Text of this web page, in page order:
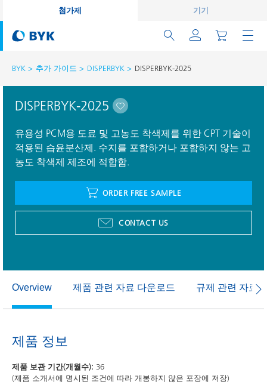
첨가제 기기
BYK 추가 가이드 DISPERBYK DISPERBYK-2025
DISPERBYK-2025
유용성 PCM용 도료 및 고농도 착색제를 위한 CPT 기술이
적용된 습윤분산제. 수지를 포함하거나 포함하지 않는 고
농도 착색제 제조에 적합함.
ORDER FREE SAMPLE
CONTACT US
Overview 제품 관련 자료 다운로드 규제 관련 자료
제품 정보
제품 보관 기간(개월수): 36
(제품 소개서에 명시된 조건에 따라 개봉하지 않은 포장에 저장)